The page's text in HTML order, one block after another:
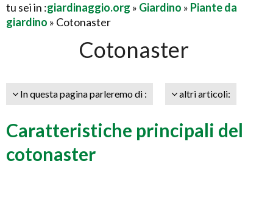
tu sei in :giardinaggio.org » Giardino » Piante da
giardino » Cotonaster
Cotonaster
In questa pagina parleremo di : altri articoli:
Caratteristiche principali del
cotonaster